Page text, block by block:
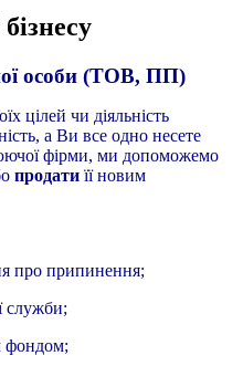
особи (ТОВ, ПП)
цілей чи діяльність
а Ви все одно несете
фірми, ми допоможемо
продати її новим
про припинення;
служби;
фондом;